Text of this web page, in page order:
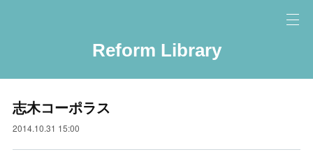
Reform Library
志木コーポラス
2014.10.31 15:00